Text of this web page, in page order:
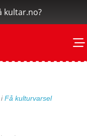
kultar.no?
iFå kulturvarsel